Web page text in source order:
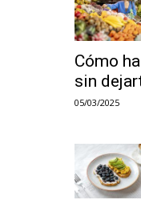
Cómo
sin
05/03/2025